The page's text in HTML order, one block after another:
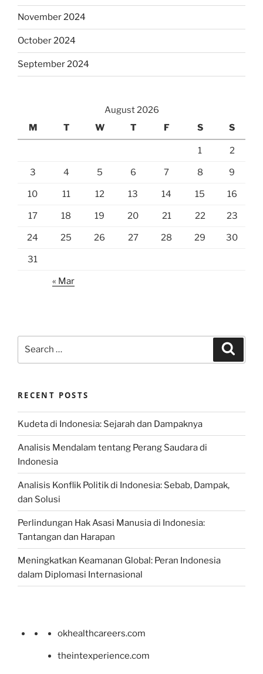
November 2024
October 2024
September 2024
August 2026
M
T W T F S S
1 2
3 4 5 6 7 8 9
10 11 12 13 14 15 16
17 18 19 20 21 22 23
24 25 26 27 28 29 30
31
« Mar
RECENT POSTS
Kudeta di Indonesia: Sejarah dan Dampaknya
Analisis Mendalam tentang Perang Saudara di
Indonesia
Analisis Konflik Politik di Indonesia: Sebab, Dampak,
dan Solusi
Perlindungan Hak Asasi Manusia di Indonesia:
Tantangan dan Harapan
Meningkatkan Keamanan Global: Peran Indonesia
dalam Diplomasi Internasional
okhealthcareers.com
theintexperience.com